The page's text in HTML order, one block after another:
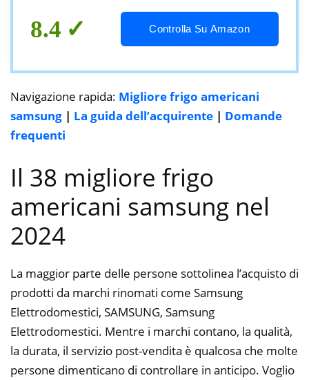
8.4 Controlla Su Amazon
Navigazione rapida: Migliore frigo americani
samsung | La guida dell’acquirente | Domande
frequenti
Il 38 migliore frigo
americani samsung nel
2024
La maggior parte delle persone sottolinea l’acquisto di
prodotti da marchi rinomati come Samsung
Elettrodomestici, SAMSUNG, Samsung
Elettrodomestici. Mentre i marchi contano, la qualità,
la durata, il servizio post-vendita è qualcosa che molte
persone dimenticano di controllare in anticipo. Voglio